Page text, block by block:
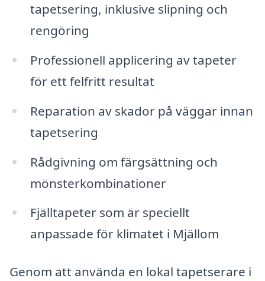
tapetsering, inklusive slipning och
rengöring
Professionell applicering av tapeter
för ett felfritt resultat
Reparation av skador på väggar innan
tapetsering
Rådgivning om färgsättning och
mönsterkombinationer
Fjälltapeter som är speciellt
anpassade för klimatet i Mjällom
Genom att använda en lokal tapetserare i